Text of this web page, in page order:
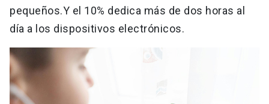
pequeños.Y el 10% dedica más de dos horas al
día a los dispositivos electrónicos.